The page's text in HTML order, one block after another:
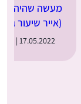
מעשה שהיה:
(אייר שיעור ג)
17.05.2022 | ט״ז באייר תשפ״ב